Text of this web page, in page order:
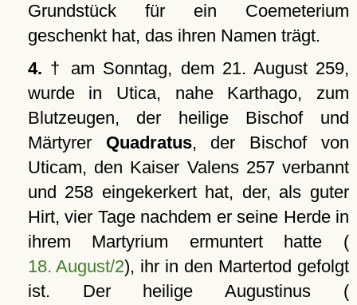
Grundstück für ein Coemeterium
geschenkt hat, das ihren Namen trägt.
4. † am Sonntag, dem 21. August 259,
wurde in Utica, nahe Karthago, zum
Blutzeugen, der heilige Bischof und
Märtyrer Quadratus, der Bischof von
Uticam, den Kaiser Valens 257 verbannt
und 258 eingekerkert hat, der, als guter
Hirt, vier Tage nachdem er seine Herde in
ihrem Martyrium ermuntert hatte (
18. August/2), ihr in den Martertod gefolgt
ist. Der heilige Augustinus (